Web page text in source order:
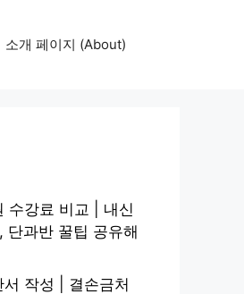
소개 페이지 (About)
수강료 비교 | 내신
단과반 꿀팁 공유해
작성 | 결손금처